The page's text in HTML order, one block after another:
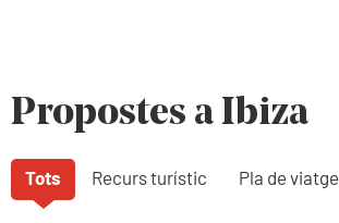
Propostes a Ibiza
Tots Recurs turístic Pla de viatge